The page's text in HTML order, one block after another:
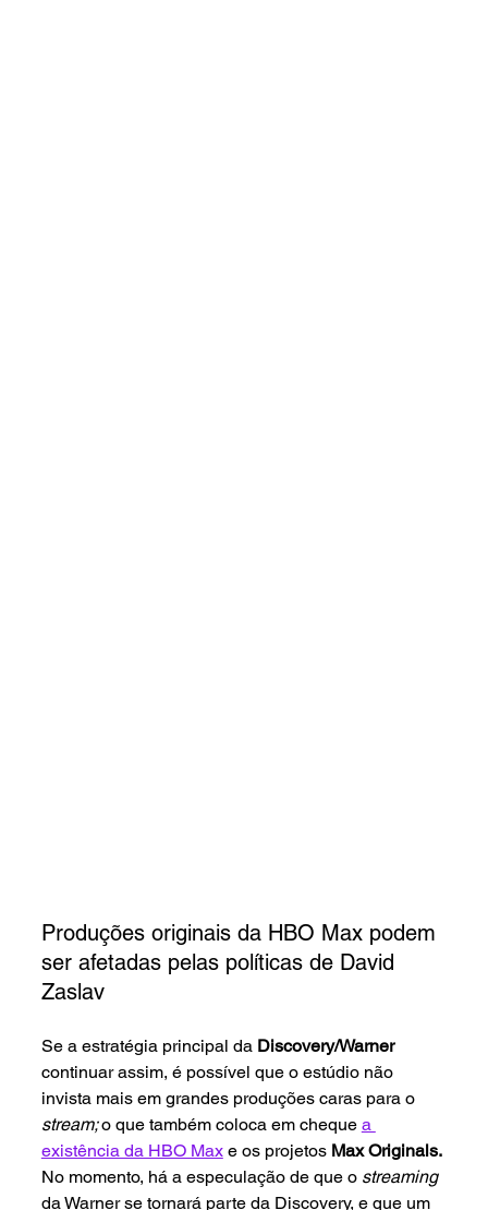
Produções originais da HBO Max podem
ser afetadas pelas políticas de David
Zaslav
Se a estratégia principal da Discovery/Warner
continuar assim, é possível que o estúdio não
invista mais em grandes produções caras para o
stream; o que também coloca em cheque a
existência da HBO Max e os projetos Max Originals.
No momento, há a especulação de que o streaming
da Warner se tornará parte da Discovery, e que um